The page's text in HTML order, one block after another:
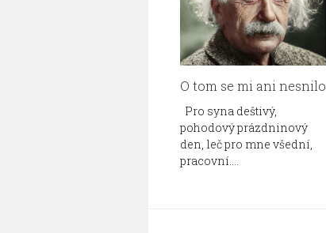
O tom se mi ani nesnilo
Pro syna deštivý,
pohodový prázdninový
den, leč pro mne všední,
pracovní.…